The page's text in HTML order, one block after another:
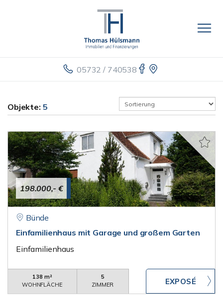
05732 / 740538
Objekte: 5
198.000,- €
Bünde
Einfamilienhaus mit Garage und großem Garten
Einfamilienhaus
138 m²
WOHNFLÄCHE
5
ZIMMER